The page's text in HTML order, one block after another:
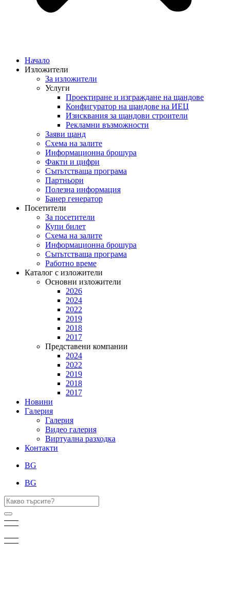
Начало
Изложители
За изложители
Услуги
Проектиране и изграждане на щандове
Конфигуратор на щандове на ИЕЦ
Изисквания за щандови строители
Рекламни възможности
Заяви щанд
Схема на залите
Информационна брошура
Факти и цифри
Съпътстваща програма
Партньори
Полезна информация
Банер генератор
Посетители
За посетители
Купи билет
Схема на залите
Информационна брошура
Съпътстваща програма
Работно време
Каталог с изложители
Основни изложители
2026
2024
2022
2019
2018
2017
Представени компании
2024
2022
2019
2018
2017
Новини
Галерия
Галерия
Видео галерия
Виртуална разходка
Контакти
BG
BG